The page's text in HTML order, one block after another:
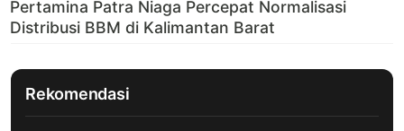
Rekomendasi